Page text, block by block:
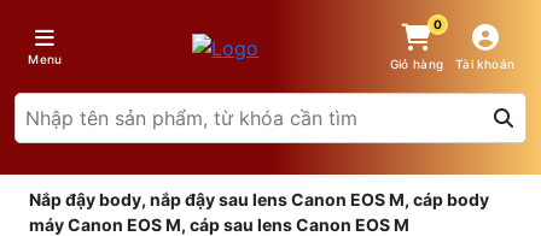
Menu
0
Giỏ hàng Tài khoản
Nắp đậy body, nắp đậy sau lens Canon EOS M, cáp body
máy Canon EOS M, cáp sau lens Canon EOS M